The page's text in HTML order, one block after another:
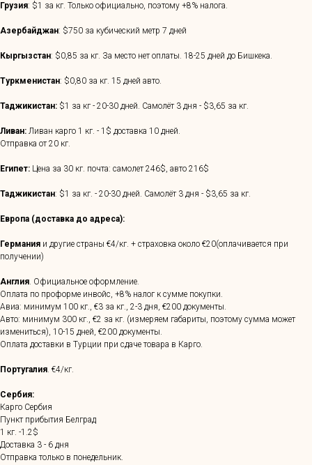
Грузия: $1 за кг. Только официально, поэтому +8% налога.
Азербайджан: $750 за кубический метр 7 дней
Кыргызстан: $0,85 за кг. За место нет оплаты. 18-25 дней до Бишкека.
Туркменистан: $0,80 за кг. 15 дней авто.
Таджикистан: $1 за кг - 20-30 дней. Самолёт 3 дня - $3,65 за кг.
Ливан: Ливан карго 1 кг. - 1$ доставка 10 дней.
Отправка от 20 кг.
Египет: Цена за 30 кг. почта: самолет 246$, авто 216$
Таджикистан: $1 за кг. - 20-30 дней. Самолёт 3 дня - $3,65 за кг.
Европа (доставка до адреса):
Германия и другие страны €4/кг. + страховка около €20(оплачивается при
получении)
Англия. Официальное оформление.
Оплата по проформе инвойс, +8% налог к сумме покупки.
Авиа: минимум 100 кг., €3 за кг., 2-3 дня, €200 документы.
Авто: минимум 300 кг., €2 за кг. (измеряем габариты, поэтому сумма может
измениться), 10-15 дней, €200 документы.
Оплата доставки в Турции при сдаче товара в Карго.
Португалия. €4/кг.
Сербия:
Карго Сербия
Пункт прибытия Белград
1 кг. -1.2$
Доставка 3 - 6 дня
Отправка только в понедельник.